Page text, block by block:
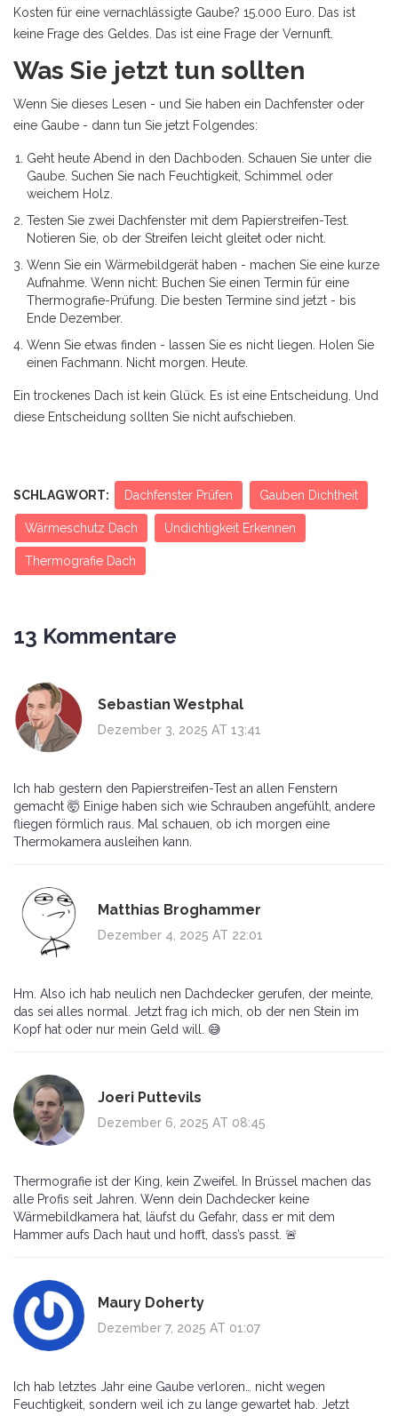
Kosten für eine vernachlässigte Gaube? 15.000 Euro. Das ist
keine Frage des Geldes. Das ist eine Frage der Vernunft.
Was Sie jetzt tun sollten
Wenn Sie dieses Lesen - und Sie haben ein Dachfenster oder
eine Gaube - dann tun Sie jetzt Folgendes:
Geht heute Abend in den Dachboden. Schauen Sie unter die
Gaube. Suchen Sie nach Feuchtigkeit, Schimmel oder
weichem Holz.
Testen Sie zwei Dachfenster mit dem Papierstreifen-Test.
Notieren Sie, ob der Streifen leicht gleitet oder nicht.
Wenn Sie ein Wärmebildgerät haben - machen Sie eine kurze
Aufnahme. Wenn nicht: Buchen Sie einen Termin für eine
Thermografie-Prüfung. Die besten Termine sind jetzt - bis
Ende Dezember.
Wenn Sie etwas finden - lassen Sie es nicht liegen. Holen Sie
einen Fachmann. Nicht morgen. Heute.
Ein trockenes Dach ist kein Glück. Es ist eine Entscheidung. Und
diese Entscheidung sollten Sie nicht aufschieben.
SCHLAGWORT: Dachfenster Prüfen Gauben Dichtheit
Wärmeschutz Dach Undichtigkeit Erkennen
Thermografie Dach
13 Kommentare
Sebastian Westphal
Dezember 3, 2025 AT 13:41
Ich hab gestern den Papierstreifen-Test an allen Fenstern
gemacht 🤯 Einige haben sich wie Schrauben angefühlt, andere
fliegen förmlich raus. Mal schauen, ob ich morgen eine
Thermokamera ausleihen kann.
Matthias Broghammer
Dezember 4, 2025 AT 22:01
Hm. Also ich hab neulich nen Dachdecker gerufen, der meinte,
das sei alles normal. Jetzt frag ich mich, ob der nen Stein im
Kopf hat oder nur mein Geld will. 😅
Joeri Puttevils
Dezember 6, 2025 AT 08:45
Thermografie ist der King, kein Zweifel. In Brüssel machen das
alle Profis seit Jahren. Wenn dein Dachdecker keine
Wärmebildkamera hat, läufst du Gefahr, dass er mit dem
Hammer aufs Dach haut und hofft, dass’s passt. 🚨
Maury Doherty
Dezember 7, 2025 AT 01:07
Ich hab letztes Jahr eine Gaube verloren… nicht wegen
Feuchtigkeit, sondern weil ich zu lange gewartet hab. Jetzt